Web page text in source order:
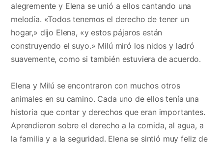
alegremente y Elena se unió a ellos cantando una
melodía. «Todos tenemos el derecho de tener un
hogar,» dijo Elena, «y estos pájaros están
construyendo el suyo.» Milú miró los nidos y ladró
suavemente, como si también estuviera de acuerdo.
Elena y Milú se encontraron con muchos otros
animales en su camino. Cada uno de ellos tenía una
historia que contar y derechos que eran importantes.
Aprendieron sobre el derecho a la comida, al agua, a
la familia y a la seguridad. Elena se sintió muy feliz de